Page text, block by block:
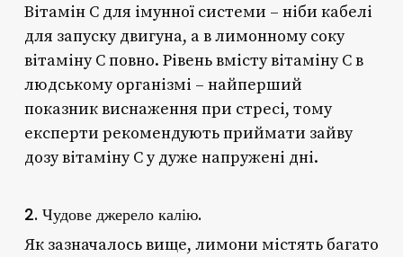
Вітамін C для імунної системи – ніби кабелі
для запуску двигуна, а в лимонному соку
вітаміну C повно. Рівень вмісту вітаміну C в
людському організмі – найперший
показник виснаження при стресі, тому
експерти рекомендують приймати зайву
дозу вітаміну C у дуже напружені дні.
2. Чудове джерело калію.
Як зазначалось вище, лимони містять багато